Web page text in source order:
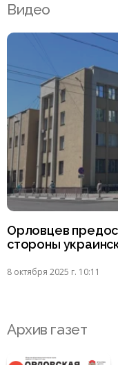
Видео
Орловцев
стороны
8 октября 2025 г. 10:11
Архив газет